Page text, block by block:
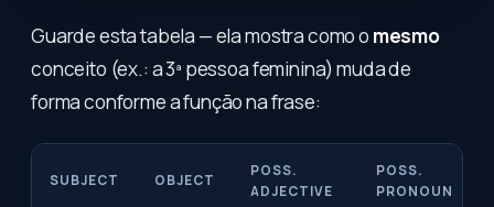
Guarde esta tabela — ela mostra como o mesmo
conceito (ex.: a 3ª pessoa feminina) muda de
forma conforme a função na frase:
SUBJECT OBJECT
POSS.
ADJECTIVE
POSS.
PRONOUN